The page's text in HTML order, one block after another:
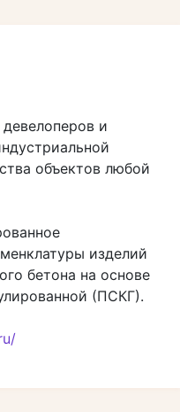
и
объектов любой
изделий
бетона на основе
(ПСКГ).